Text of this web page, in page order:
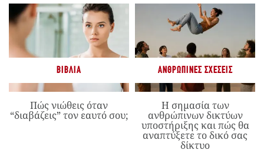
ΒΙΒΛΊΑ
Πώς νιώθεις όταν
“διαβάζεις” τον εαυτό σου;
ΑΝΘΡΏΠΙΝΕΣ ΣΧΈΣΕΙΣ
Η σημασία των
ανθρώπινων δικτύων
υποστήριξης και πώς θα
αναπτύξετε το δικό σας
δίκτυο